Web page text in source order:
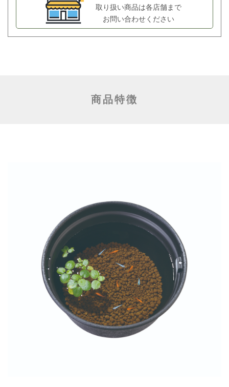
取り扱い商品は各店舗まで
お問い合わせください
商品特徴